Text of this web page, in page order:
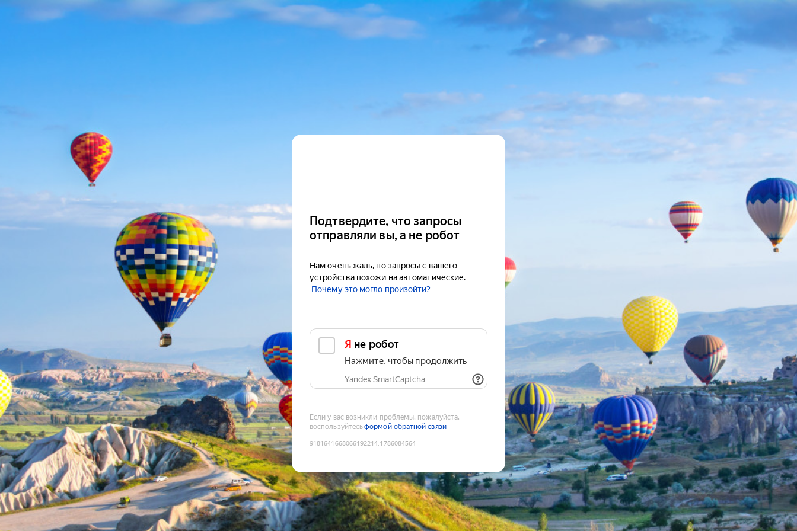
Подтвердите, что запросы
отправляли вы, а не робот
Нам очень жаль, но запросы с вашего
устройства похожи на автоматические.
Почему это могло произойти?
Я не робот
Нажмите, чтобы продолжить
Yandex SmartCaptcha
Если у вас возникли проблемы, пожалуйста,
воспользуйтесьформой обратной связи
9181641668066192214:1786084564